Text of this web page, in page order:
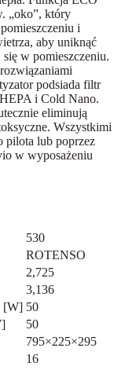
„oko”, który
i
aby uniknąć
w pomieszczeniu.
podsiada filtr
i Cold Nano.
eliminują
Wszystkimi
pilota lub poprzez
w wyposażeniu
530
ROTENSO
2,725
3,136
[W] 50
50
795×225×295
16